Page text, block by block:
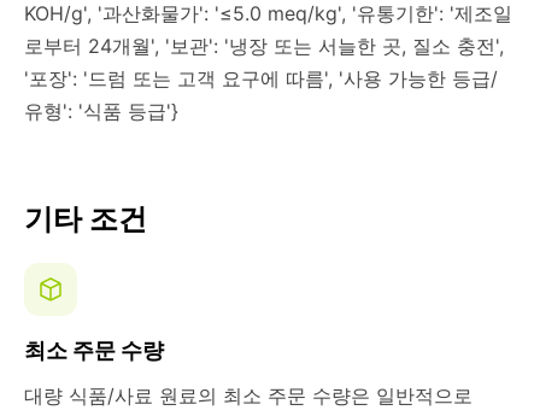
KOH/g', '과산화물가': '≤5.0 meq/kg', '유통기한': '제조일
로부터 24개월', '보관': '냉장 또는 서늘한 곳, 질소 충전',
'포장': '드럼 또는 고객 요구에 따름', '사용 가능한 등급/
유형': '식품 등급'}
기타 조건
최소 주문 수량
대량 식품/사료 원료의 최소 주문 수량은 일반적으로